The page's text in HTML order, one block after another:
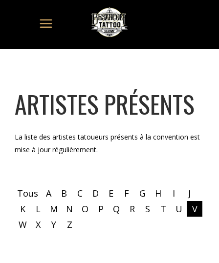
ARTISTES PRÉSENTS
La liste des artistes tatoueurs présents à la convention est
mise à jour régulièrement.
Tous A B C D E F G H I
J
K
L M N O P Q R S T U
V
W
X Y Z